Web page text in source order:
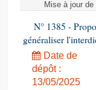
Mise à jour
N° 1385 -
généraliser
Date de
dépôt :
13/05/2025